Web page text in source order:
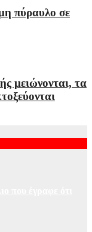
πύραυλο σε
μειώνονται, τα